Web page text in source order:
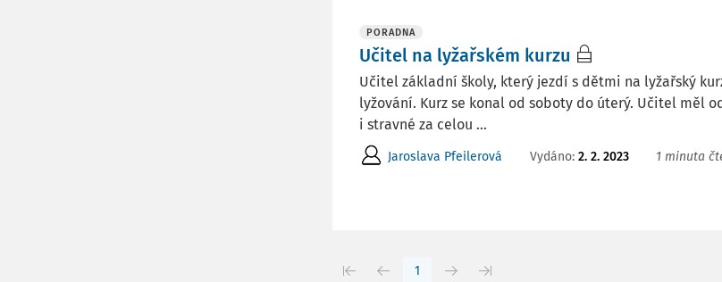
PORADNA
Učitel na lyžařském kurzu
Učitel základní školy, který jezdí s dětmi na lyžařský
lyžování. Kurz se konal od soboty do úterý. Učitel měl
i stravné za celou ...
Jaroslava Pfeilerová Vydáno: 2. 2. 2023 1 minuta
1